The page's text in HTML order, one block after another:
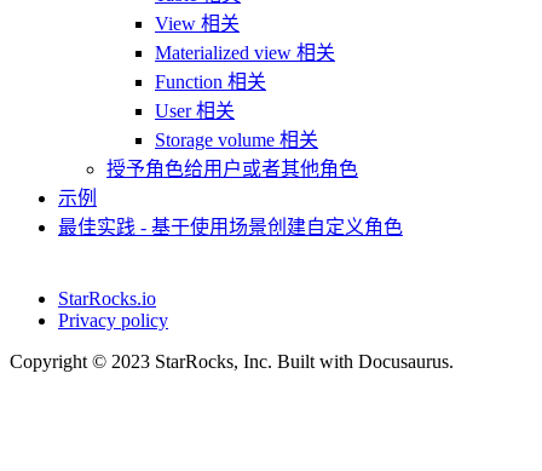
View 相关
Materialized view 相关
Function 相关
User 相关
Storage volume 相关
授予角色给用户或者其他角色
示例
最佳实践 - 基于使用场景创建自定义角色
StarRocks.io
Privacy policy
Copyright © 2023 StarRocks, Inc. Built with Docusaurus.